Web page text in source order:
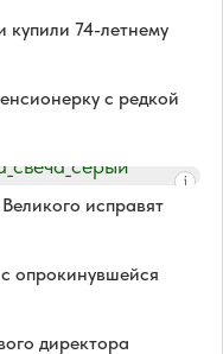
купили 74-летнему
с редкой
исправят
опрокинувшейся
директора